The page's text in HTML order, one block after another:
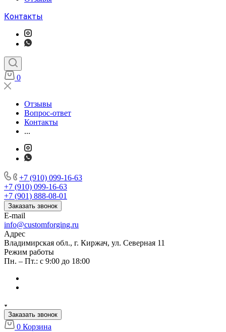
Контакты
0
Отзывы
Вопрос-ответ
Контакты
...
+7 (910) 099-16-63
+7 (910) 099-16-63
+7 (901) 888-08-01
Заказать звонок
E-mail
info@customforging.ru
Адрес
Владимирская обл., г. Киржач, ул. Северная 11
Режим работы
Пн. – Пт.: с 9:00 до 18:00
Заказать звонок
0 Корзина